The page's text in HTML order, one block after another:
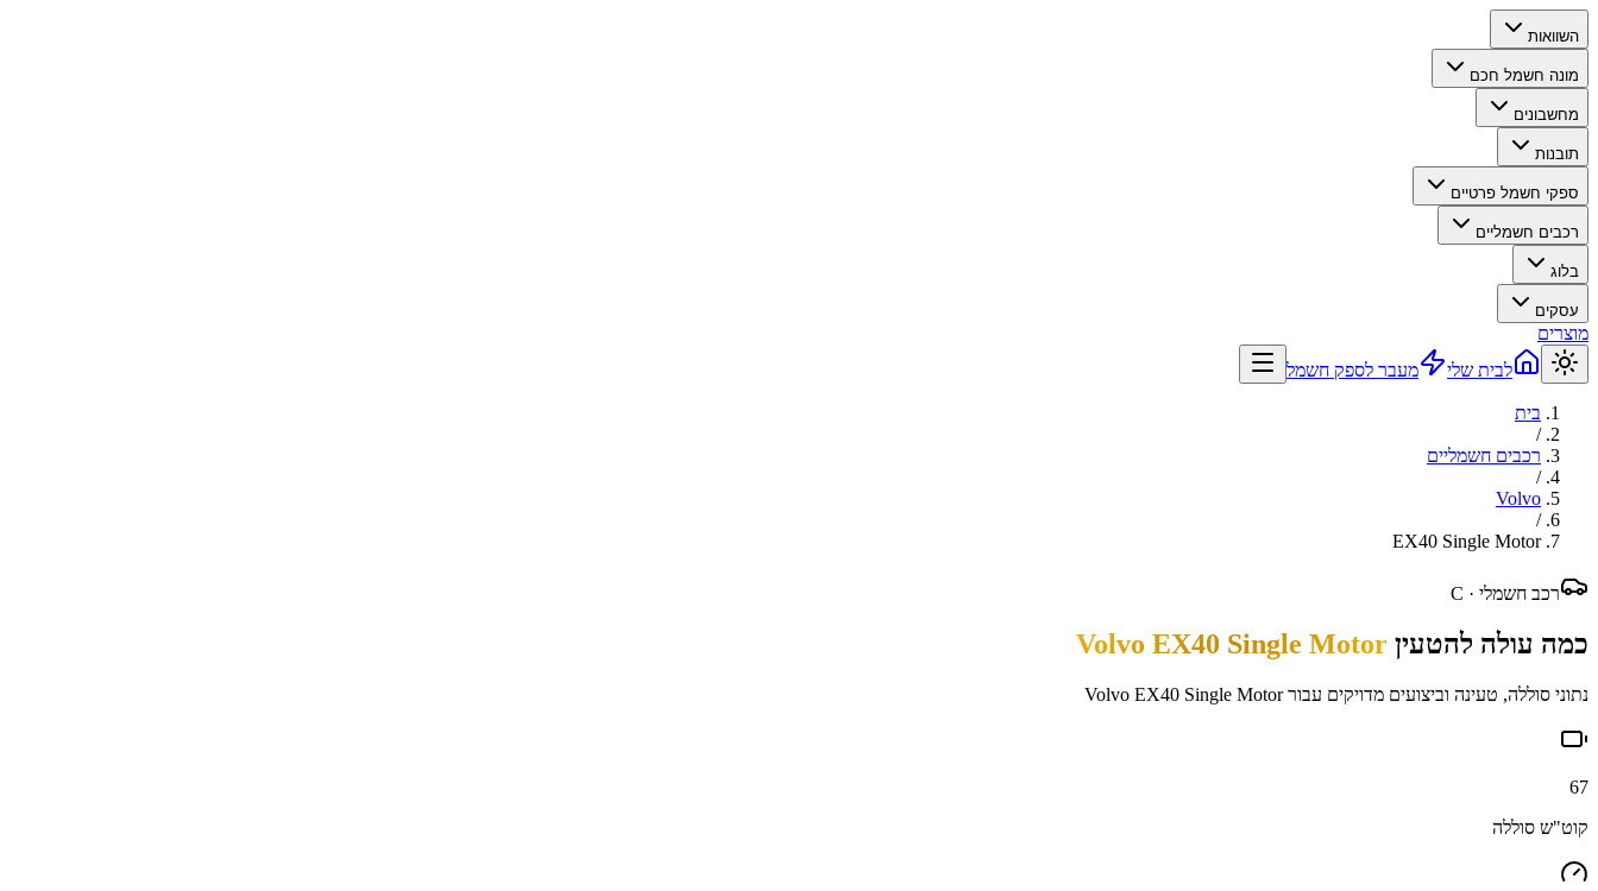
השוואות
מונה חשמל חכם
מחשבונים
תובנות
ספקי חשמל פרטיים
רכבים חשמליים
בלוג
עסקים
מוצרים
לבית שלי
מעבר לספק חשמל
בית
/
רכבים חשמליים
/
Volvo
/
EX40 Single Motor
רכב חשמלי · C
כמה עולה להטעין Volvo EX40 Single Motor
נתוני סוללה, טעינה וביצועים מדויקים עבורVolvo EX40 Single Motor
67
קוט"ש סוללה